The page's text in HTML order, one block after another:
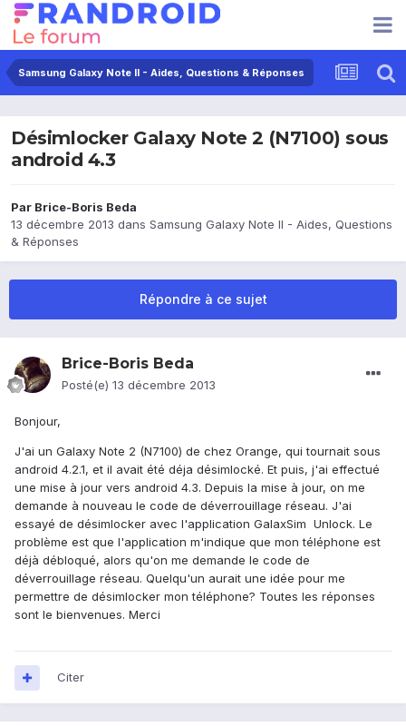
Samsung Galaxy Note II - Aides, Questions & Réponses
Désimlocker Galaxy Note 2 (N7100) sous
android 4.3
Par Brice-Boris Beda
13 décembre 2013 dans Samsung Galaxy Note II - Aides, Questions
& Réponses
Répondre à ce sujet
Brice-Boris Beda
Posté(e) 13 décembre 2013
Bonjour,
J'ai un Galaxy Note 2 (N7100) de chez Orange, qui tournait sous
android 4.2.1, et il avait été déja désimlocké. Et puis, j'ai effectué
une mise à jour vers android 4.3. Depuis la mise à jour, on me
demande à nouveau le code de déverrouillage réseau. J'ai
essayé de désimlocker avec l'application GalaxSim Unlock. Le
problème est que l'application m'indique que mon téléphone est
déjà débloqué, alors qu'on me demande le code de
déverrouillage réseau. Quelqu'un aurait une idée pour me
permettre de désimlocker mon téléphone? Toutes les réponses
sont le bienvenues. Merci
Citer